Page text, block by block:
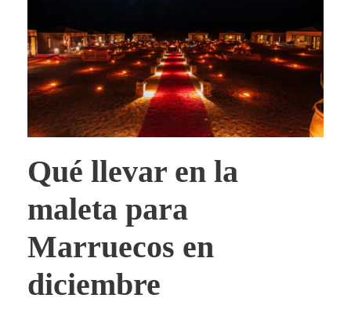
Qué llevar en la
maleta para
Marruecos en
diciembre